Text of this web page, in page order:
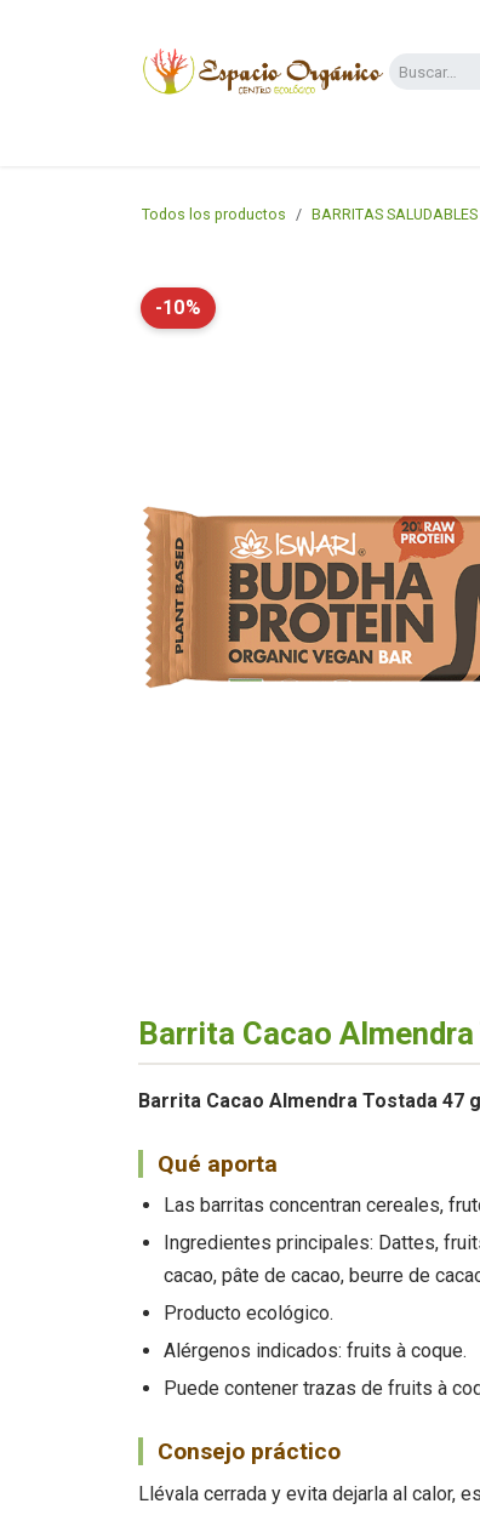
Todos los productos BARRITAS SALUDABLES
-10%
Barrita Cacao
Barrita Cacao Almendra Tostada 47
Qué aporta
Las barritas concentran cereales,
Ingredientes principales: Dattes,
cacao, pâte de cacao, beurre de
Producto ecológico.
Alérgenos indicados: fruits à coque.
Puede contener trazas de fruits à
Consejo práctico
Llévala cerrada y evita dejarla al calor,